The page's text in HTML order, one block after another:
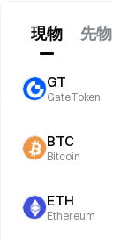
現物 先物
GT
GateToken
BTC
Bitcoin
ETH
Ethereum